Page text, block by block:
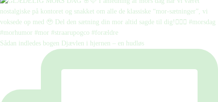
Sådan indledes bogen Djævlen i hjernen – en hudløs